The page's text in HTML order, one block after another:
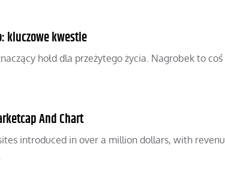
kluczowe kwestie
hołd dla przeżytego życia. Nagrobek to
And Chart
introduced in over a million dollars, with